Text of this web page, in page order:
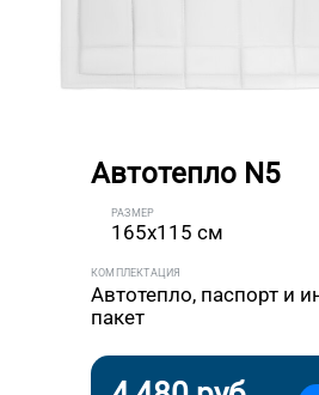
Автотепло N5
РАЗМЕР
165x115 см
КОМПЛЕКТАЦИЯ
Автотепло, паспорт и
пакет